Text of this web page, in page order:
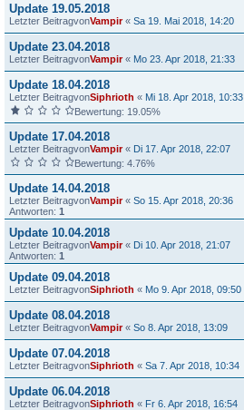
Update 19.05.2018
Letzter BeitragvonVampir« Sa 19. Mai 2018, 14:20
Update 23.04.2018
Letzter BeitragvonVampir« Mo 23. Apr 2018, 21:33
Update 18.04.2018
Letzter BeitragvonSiphrioth « Mi 18. Apr 2018, 10:33
Bewertung: 19.05%
Update 17.04.2018
Letzter BeitragvonVampir« Di 17. Apr 2018, 22:07
Bewertung: 4.76%
Update 14.04.2018
Letzter BeitragvonVampir« So 15. Apr 2018, 20:36
Antworten: 1
Update 10.04.2018
Letzter BeitragvonVampir« Di 10. Apr 2018, 21:07
Antworten: 1
Update 09.04.2018
Letzter BeitragvonSiphrioth « Mo 9. Apr 2018, 09:50
Update 08.04.2018
Letzter BeitragvonVampir« So 8. Apr 2018, 13:09
Update 07.04.2018
Letzter BeitragvonSiphrioth « Sa 7. Apr 2018, 10:34
Update 06.04.2018
Letzter BeitragvonSiphrioth « Fr 6. Apr 2018, 16:54